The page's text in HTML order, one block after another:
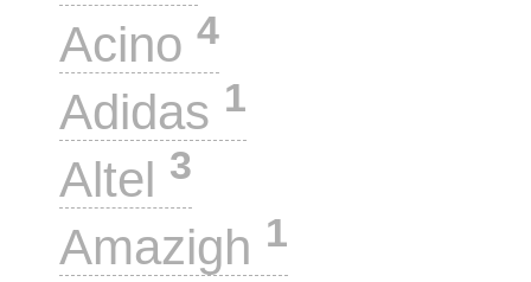
Acino 4
Adidas 1
Altel 3
Amazigh 1